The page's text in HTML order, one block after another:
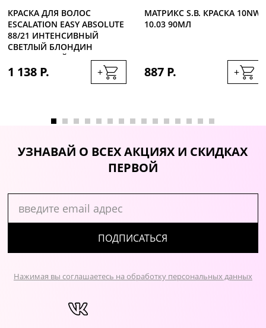
КРАСКА ДЛЯ ВОЛОС
ESCALATION EASY ABSOLUTE
88/21 ИНТЕНСИВНЫЙ
СВЕТЛЫЙ БЛОНДИН
ПЛАТИНОВЫЙ, 60МЛ
1 138 Р. +
МАТРИКС S.B. КРАСКА 10NW
10.03 90МЛ
887 Р. +
УЗНАВАЙ О ВСЕХ АКЦИЯХ И СКИДКАХ
ПЕРВОЙ
ПОДПИСАТЬСЯ
Нажимая вы соглашаетесь на обработку персональных данных